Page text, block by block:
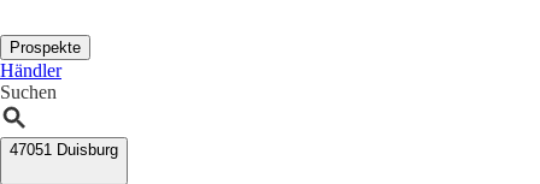
Prospekte
Händler
Suchen
47051 Duisburg